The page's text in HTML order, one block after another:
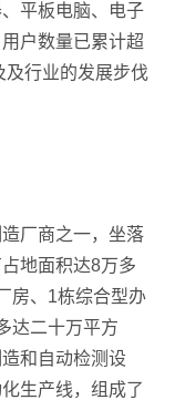
平板电脑、电子
户数量已累计超
及行业的发展步伐
厂商之一，坐落
地面积达8万多
房、1栋综合型办
达二十万平方
和自动检测设
生产线，组成了